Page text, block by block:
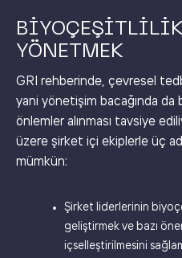
YÖNETMEK
GRI rehberinde, çevresel
yani yönetişim bacağında da
önlemler alınması tavsiye
üzere şirket içi ekiplerle üç
mümkün:
Şirket liderlerinin
geliştirmek ve bazı
içselleştirilmesini